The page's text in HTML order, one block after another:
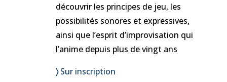
découvrir les principes de jeu, les
possibilités sonores et expressives,
ainsi que l’esprit d’improvisation qui
l’anime depuis plus de vingt ans
〉Sur inscription